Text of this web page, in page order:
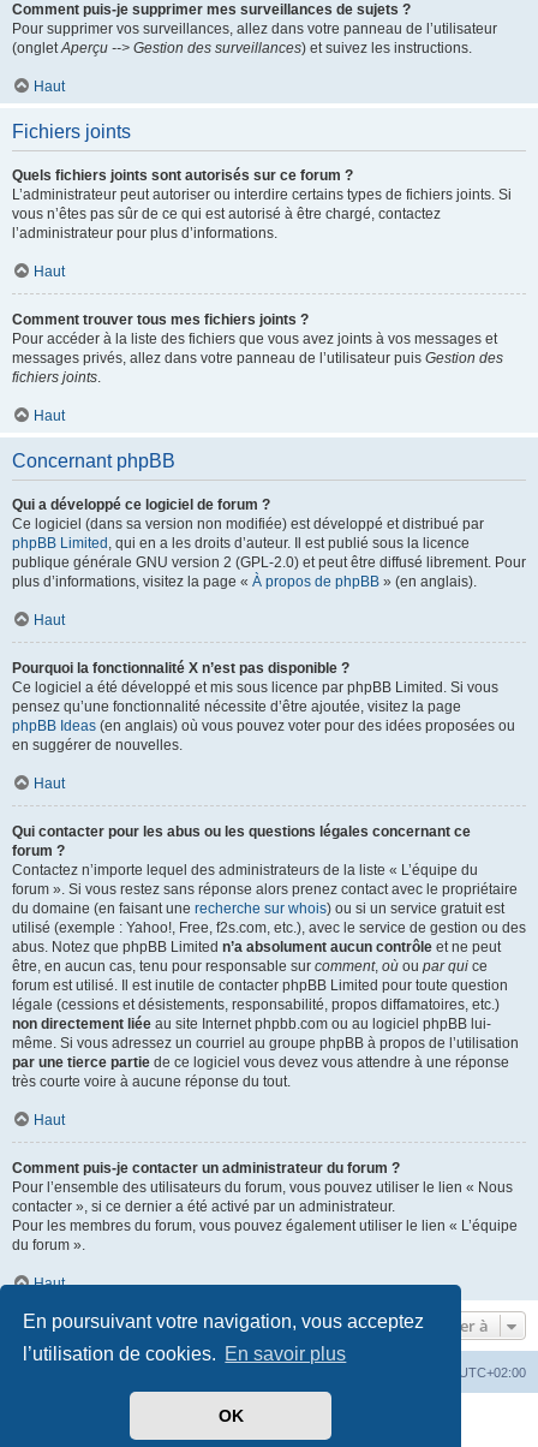
En poursuivant votre navigation, vous acceptez
l’utilisation de cookies. En savoir plus
OK
Comment puis-je supprimer mes surveillances de sujets ?
Pour supprimer vos surveillances, allez dans votre panneau de l’utilisateur
(ongletAperçu --> Gestion des surveillances) et suivez les instructions.
Haut
Fichiers joints
Quels fichiers joints sont autorisés sur ce forum ?
L’administrateur peut autoriser ou interdire certains types de fichiers joints. Si
vous n’êtes pas sûr de ce qui est autorisé à être chargé, contactez
l’administrateur pour plus d’informations.
Haut
Comment trouver tous mes fichiers joints ?
Pour accéder à la liste des fichiers que vous avez joints à vos messages et
messages privés, allez dans votre panneau de l’utilisateur puis Gestion des
fichiers joints.
Haut
Concernant phpBB
Qui a développé ce logiciel de forum ?
Ce logiciel (dans sa version non modifiée) est développé et distribué par
phpBB Limited , qui en a les droits d’auteur. Il est publié sous la licence
publique générale GNU version 2 (GPL-2.0) et peut être diffusé librement. Pour
plus d’informations, visitez la page « À propos de phpBB » (en anglais).
Haut
Pourquoi la fonctionnalité X n’est pas disponible ?
Ce logiciel a été développé et mis sous licence par phpBB Limited. Si vous
pensez qu’une fonctionnalité nécessite d’être ajoutée, visitez la page
phpBB Ideas (en anglais) où vous pouvez voter pour des idées proposées ou
en suggérer de nouvelles.
Haut
Qui contacter pour les abus ou les questions légales concernant ce
forum ?
Contactez n’importe lequel des administrateurs de la liste « L’équipe du
forum ». Si vous restez sans réponse alors prenez contact avec le propriétaire
du domaine (en faisant une recherche sur whois) ou si un service gratuit est
utilisé (exemple : Yahoo!, Free, f2s.com, etc.), avec le service de gestion ou des
abus. Notez que phpBB Limited n’a absolument aucun contrôle et ne peut
être, en aucun cas, tenu pour responsable sur comment, où ou par qui ce
forum est utilisé. Il est inutile de contacter phpBB Limited pour toute question
légale (cessions et désistements, responsabilité, propos diffamatoires, etc.)
non directement liée au site Internet phpbb.com ou au logiciel phpBB lui-
même. Si vous adressez un courriel au groupe phpBB à propos de l’utilisation
par une tierce partie de ce logiciel vous devez vous attendre à une réponse
très courte voire à aucune réponse du tout.
Haut
Comment puis-je contacter un administrateur du forum ?
Pour l’ensemble des utilisateurs du forum, vous pouvez utiliser le lien « Nous
contacter », si ce dernier a été activé par un administrateur.
Pour les membres du forum, vous pouvez également utiliser le lien « L’équipe
du forum ».
Haut
Aller à
UTC+02:00
phpBB ® Forum Software © phpBB Limited
phpBB-fr.com